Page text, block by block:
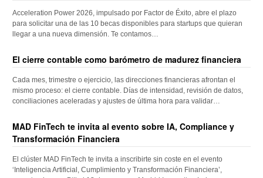
Acceleration Power 2026, impulsado por Factor de Éxito, abre el plazo
para solicitar una de las 10 becas disponibles para startups que quieran
llegar a una nueva dimensión. Te contamos…
El cierre contable como barómetro de madurez financiera
Cada mes, trimestre o ejercicio, las direcciones financieras afrontan el
mismo proceso: el cierre contable. Días de intensidad, revisión de datos,
conciliaciones aceleradas y ajustes de última hora para validar…
MAD FinTech te invita al evento sobre IA, Compliance y
Transformación Financiera
El clúster MAD FinTech te invita a inscribirte sin coste en el evento
‘Inteligencia Artificial, Cumplimiento y Transformación Financiera’,